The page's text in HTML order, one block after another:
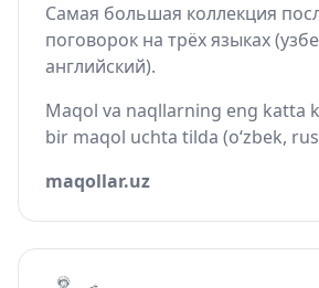
Самая большая коллекция
поговорок на трёх языках
английский).
Maqol va naqllarning eng katta
bir maqol uchta tilda (o‘zbek,
maqollar.uz